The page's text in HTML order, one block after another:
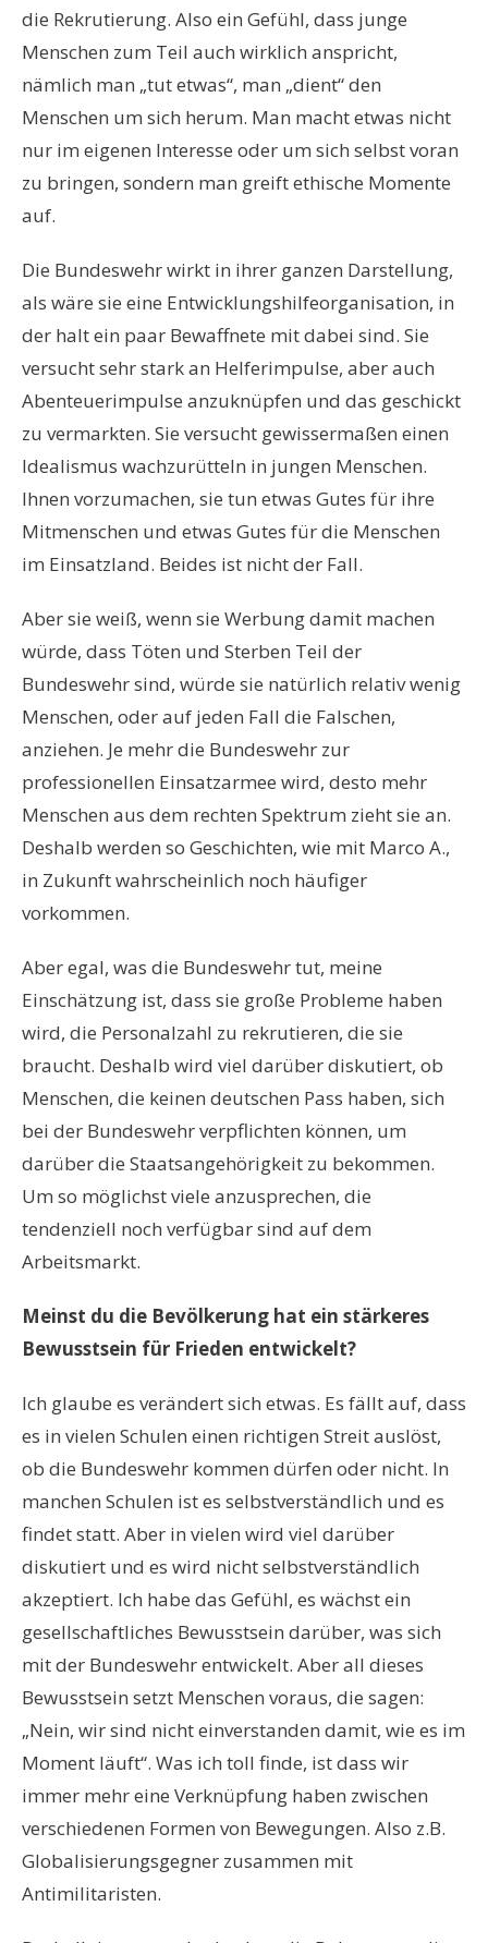
die Rekrutierung. Also ein Gefühl, dass junge
Menschen zum Teil auch wirklich anspricht,
nämlich man „tut etwas“, man „dient“ den
Menschen um sich herum. Man macht etwas nicht
nur im eigenen Interesse oder um sich selbst voran
zu bringen, sondern man greift ethische Momente
auf.
Die Bundeswehr wirkt in ihrer ganzen Darstellung,
als wäre sie eine Entwicklungshilfeorganisation, in
der halt ein paar Bewaffnete mit dabei sind. Sie
versucht sehr stark an Helferimpulse, aber auch
Abenteuerimpulse anzuknüpfen und das geschickt
zu vermarkten. Sie versucht gewissermaßen einen
Idealismus wachzurütteln in jungen Menschen.
Ihnen vorzumachen, sie tun etwas Gutes für ihre
Mitmenschen und etwas Gutes für die Menschen
im Einsatzland. Beides ist nicht der Fall.
Aber sie weiß, wenn sie Werbung damit machen
würde, dass Töten und Sterben Teil der
Bundeswehr sind, würde sie natürlich relativ wenig
Menschen, oder auf jeden Fall die Falschen,
anziehen. Je mehr die Bundeswehr zur
professionellen Einsatzarmee wird, desto mehr
Menschen aus dem rechten Spektrum zieht sie an.
Deshalb werden so Geschichten, wie mit Marco A.,
in Zukunft wahrscheinlich noch häufiger
vorkommen.
Aber egal, was die Bundeswehr tut, meine
Einschätzung ist, dass sie große Probleme haben
wird, die Personalzahl zu rekrutieren, die sie
braucht. Deshalb wird viel darüber diskutiert, ob
Menschen, die keinen deutschen Pass haben, sich
bei der Bundeswehr verpflichten können, um
darüber die Staatsangehörigkeit zu bekommen.
Um so möglichst viele anzusprechen, die
tendenziell noch verfügbar sind auf dem
Arbeitsmarkt.
Meinst du die Bevölkerung hat ein stärkeres
Bewusstsein für Frieden entwickelt?
Ich glaube es verändert sich etwas. Es fällt auf, dass
es in vielen Schulen einen richtigen Streit auslöst,
ob die Bundeswehr kommen dürfen oder nicht. In
manchen Schulen ist es selbstverständlich und es
findet statt. Aber in vielen wird viel darüber
diskutiert und es wird nicht selbstverständlich
akzeptiert. Ich habe das Gefühl, es wächst ein
gesellschaftliches Bewusstsein darüber, was sich
mit der Bundeswehr entwickelt. Aber all dieses
Bewusstsein setzt Menschen voraus, die sagen:
„Nein, wir sind nicht einverstanden damit, wie es im
Moment läuft“. Was ich toll finde, ist dass wir
immer mehr eine Verknüpfung haben zwischen
verschiedenen Formen von Bewegungen. Also z.B.
Globalisierungsgegner zusammen mit
Antimilitaristen.